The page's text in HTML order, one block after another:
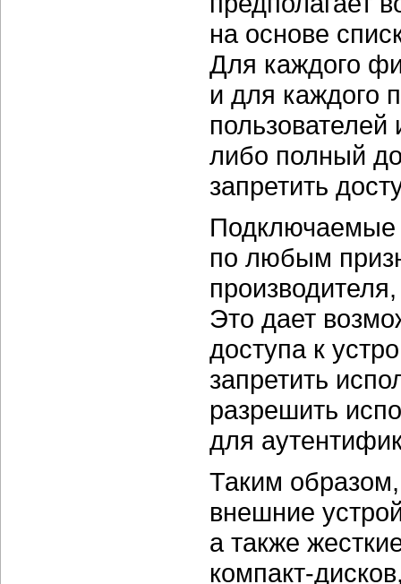
на основе
Для каждого
и для каждого
либо полный
запретить
Подключаемые
по любым
Это дает
доступа к
запретить
разрешить
для
Таким образом,
внешние
а также
компакт-